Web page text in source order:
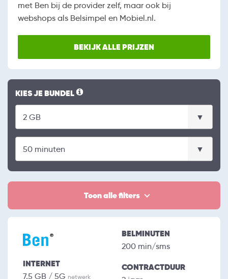
met Ben bij de provider zelf, maar ook bij
webshops als Belsimpel en Mobiel.nl.
BEKIJK ALLE PRIJZEN
KIES JE BUNDEL
Toon alle filters
INTERNET
7.5 GB / 5G netwerk
BELMINUTEN
200 min/sms
CONTRACTDUUR